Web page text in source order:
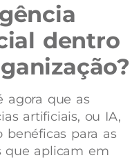
dentro
agora que as
artificiais, ou IA,
benéficas para as
que aplicam em